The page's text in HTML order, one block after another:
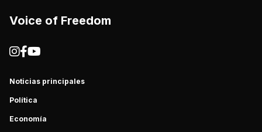
Voice of Freedom
Noticias principales
Política
Economía